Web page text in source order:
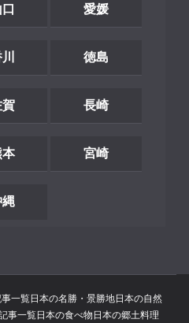
愛媛
徳島
長崎
宮崎
一覧日本の名勝・景勝地日本の自然
事一覧日本の食べ物 日本の郷土料理